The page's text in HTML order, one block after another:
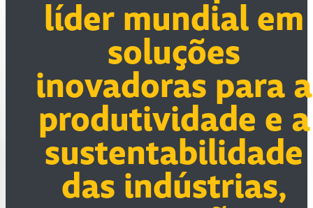
líder mundial em
soluções
inovadoras para a
produtividade e a
sustentabilidade
das indústrias,